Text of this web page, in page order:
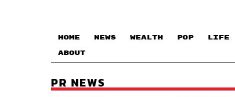
HOME NEWS WEALTH POP LIFE
ABOUT
PR NEWS